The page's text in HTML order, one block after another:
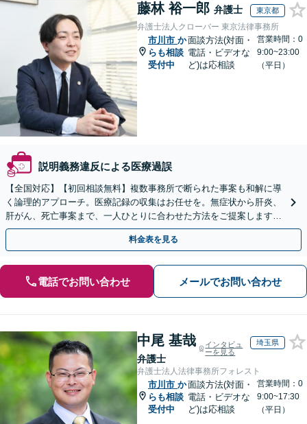
藤林 裕一郎 弁護士 東京都
弁護士法人クローバー 東京法律事務所
市川市 か
らも相談
受付中
面談方法(対面・
電話・ビデオな
ど)は応相談
営業時間：0
9:00~23:00
（平日）
説明義務違反による医療過誤
【全国対応】【初回相談無料】複数事務所で断られた事案も和解に導
く論理的アプローチ。医療記録の収集はお任せを。無症状から肝炎、
肝がん、死亡事案まで、一人ひとりに合わせた方法をご提案します。
手続きの負担を減らし、権利を守ります。
料金表を見る
電話でお問い合わせ メールでお問い合わせ
中尾 基哉
弁護士
インタビュ
ーを見る
埼玉県
弁護士法人法律事務所フォレスト
市川市 か
らも相談
受付中
面談方法(対面・
電話・ビデオな
ど)は応相談
営業時間：0
9:00~17:30
（平日）